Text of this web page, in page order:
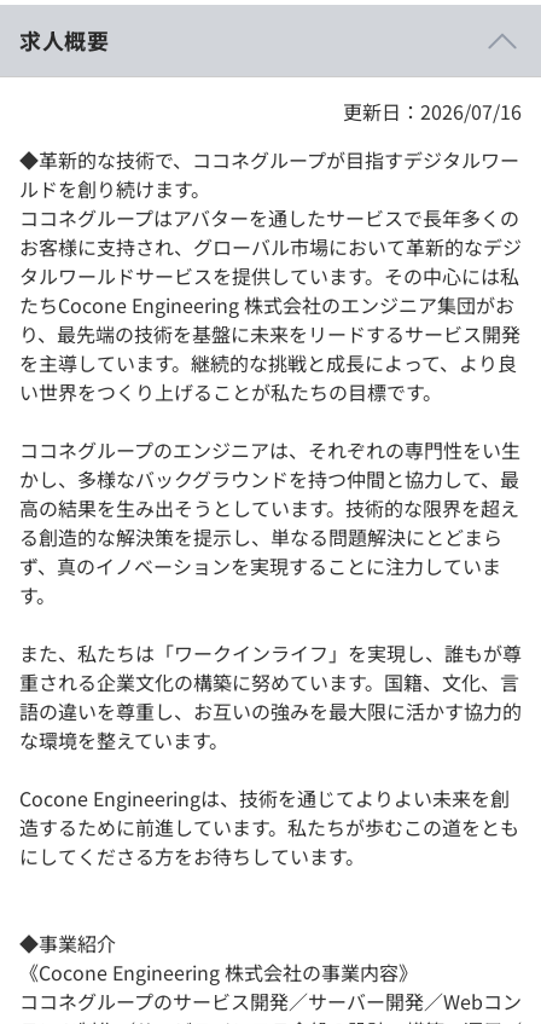
求人概要
更新日：2026/07/16
◆革新的な技術で、ココネグループが目指すデジタルワー
ルドを創り続けます。
ココネグループはアバターを通したサービスで長年多くの
お客様に支持され、グローバル市場において革新的なデジ
タルワールドサービスを提供しています。その中心には私
たちCocone Engineering 株式会社のエンジニア集団がお
り、最先端の技術を基盤に未来をリードするサービス開発
を主導しています。継続的な挑戦と成長によって、より良
い世界をつくり上げることが私たちの目標です。
ココネグループのエンジニアは、それぞれの専門性をい生
かし、多様なバックグラウンドを持つ仲間と協力して、最
高の結果を生み出そうとしています。技術的な限界を超え
る創造的な解決策を提示し、単なる問題解決にとどまら
ず、真のイノベーションを実現することに注力していま
す。
また、私たちは「ワークインライフ」を実現し、誰もが尊
重される企業文化の構築に努めています。国籍、文化、言
語の違いを尊重し、お互いの強みを最大限に活かす協力的
な環境を整えています。
Cocone Engineeringは、技術を通じてよりよい未来を創
造するために前進しています。私たちが歩むこの道をとも
にしてくださる方をお待ちしています。
◆事業紹介
《Cocone Engineering 株式会社の事業内容》
ココネグループのサービス開発／サーバー開発／Webコン